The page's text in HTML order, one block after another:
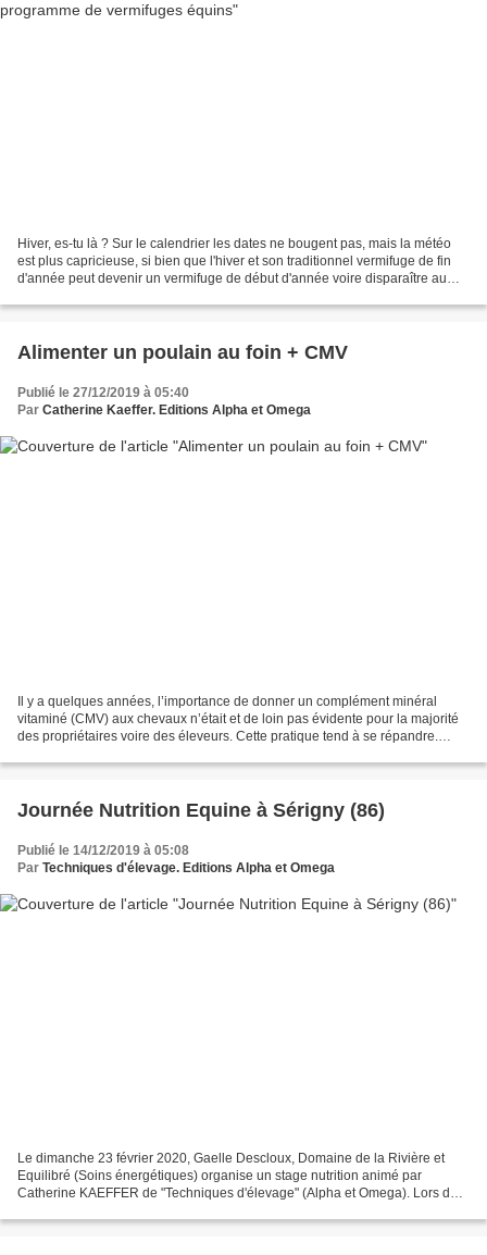
Hiver, es-tu là ? Sur le calendrier les dates ne bougent pas, mais la météo
est plus capricieuse, si bien que l'hiver et son traditionnel vermifuge de fin
d'année peut devenir un vermifuge de début d'année voire disparaître au
Alimenter un poulain au foin + CMV
Publié le 27/12/2019 à 05:40
Par Catherine Kaeffer. Editions Alpha et Omega
Il y a quelques années, l’importance de donner un complément minéral
vitaminé (CMV) aux chevaux n’était et de loin pas évidente pour la majorité
des propriétaires voire des éleveurs. Cette pratique tend à se répandre.
Journée Nutrition Equine à Sérigny (86)
Publié le 14/12/2019 à 05:08
Par Techniques d'élevage. Editions Alpha et Omega
Le dimanche 23 février 2020, Gaelle Descloux, Domaine de la Rivière et
Equilibré (Soins énergétiques) organise un stage nutrition animé par
Catherine KAEFFER de "Techniques d'élevage" (Alpha et Omega). Lors de